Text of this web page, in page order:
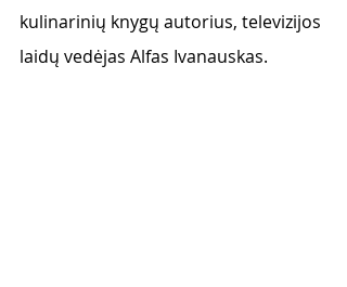
kulinarinių knygų autorius, televizijos
laidų vedėjas Alfas Ivanauskas.